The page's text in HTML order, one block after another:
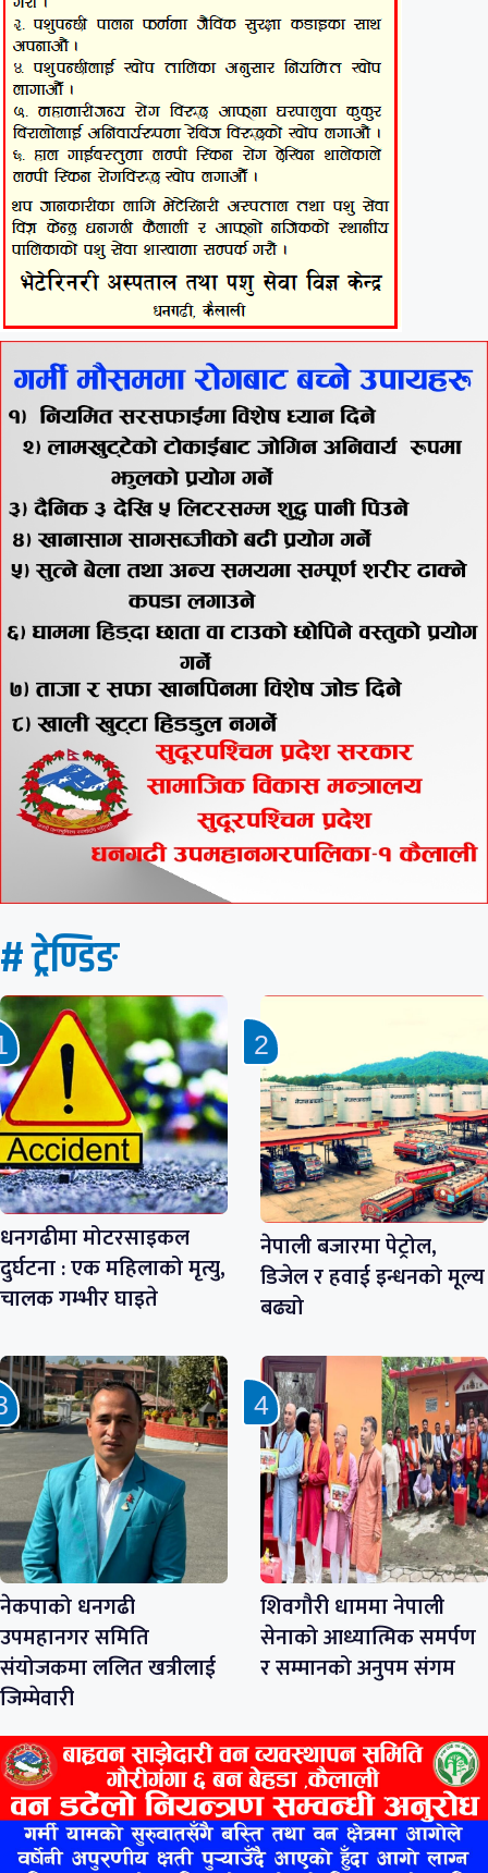
# ट्रेण्डिङ
धनगढीमा मोटरसाइकल
दुर्घटना : एक महिलाको मृत्यु,
चालक गम्भीर घाइते
नेपाली बजारमा पेट्रोल,
डिजेल र हवाई इन्धनको मूल्य
बढ्यो
नेकपाको धनगढी
उपमहानगर समिति
संयोजकमा ललित खत्रीलाई
जिम्मेवारी
शिवगौरी धाममा नेपाली
सेनाको आध्यात्मिक समर्पण
र सम्मानको अनुपम संगम